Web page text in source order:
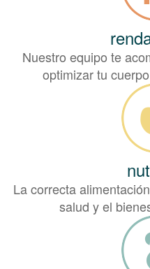
Nuestro equipo te
optimizar tu
La correcta
salud y el